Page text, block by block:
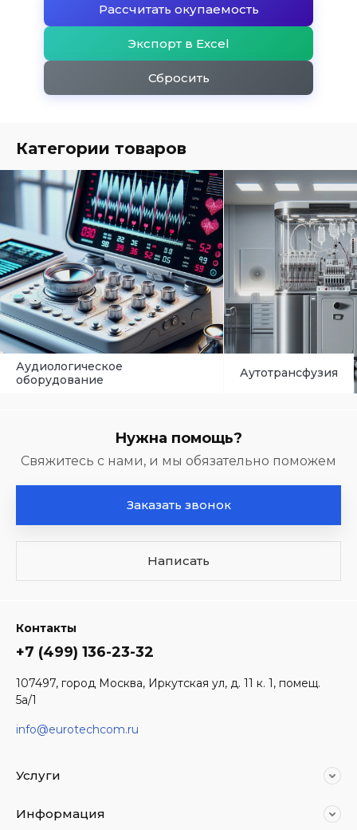
Рассчитать окупаемость
Экспорт в Excel
Сбросить
Категории товаров
Аутотрансфузия
Нужна помощь?
Свяжитесь с нами, и мы обязательно поможем
Заказать звонок
Написать
Контакты
+7 (499) 136-23-32
107497, город Москва, Иркутская ул, д. 11 к. 1, помещ.
5а/1
info@eurotechcom.ru
Услуги
Информация